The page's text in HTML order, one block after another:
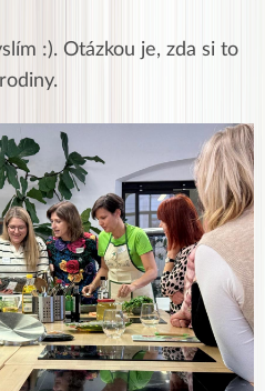
:). Otázkou je, zda si to